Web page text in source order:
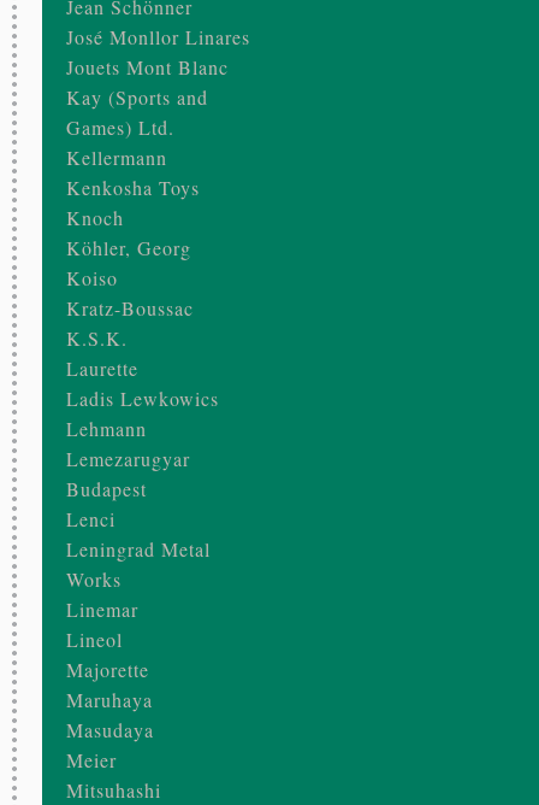
Jean Schönner
José Monllor Linares
Jouets Mont Blanc
Kay (Sports and
Games) Ltd.
Kellermann
Kenkosha Toys
Knoch
Köhler, Georg
Koiso
Kratz-Boussac
K.S.K.
Laurette
Ladis Lewkowics
Lehmann
Lemezarugyar
Budapest
Lenci
Leningrad Metal
Works
Linemar
Lineol
Majorette
Maruhaya
Masudaya
Meier
Mitsuhashi